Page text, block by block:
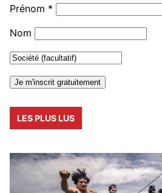
Prénom *
Nom
LES PLUS LUS